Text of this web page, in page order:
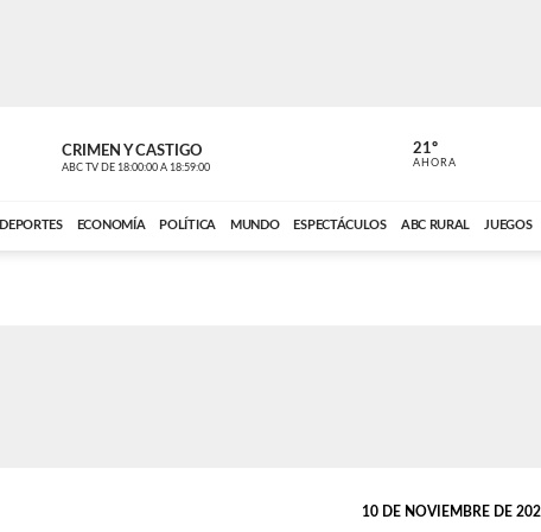
CRIMEN Y CASTIGO
ABC TV DE 18:00:00 A 18:59:00 ABC CARDINAL
21º
AHORA
DEPORTES ECONOMÍA POLÍTICA MUNDO ESPECTÁCULOS ABC RURAL JUEGOS
10 DE NOVIEMBRE DE